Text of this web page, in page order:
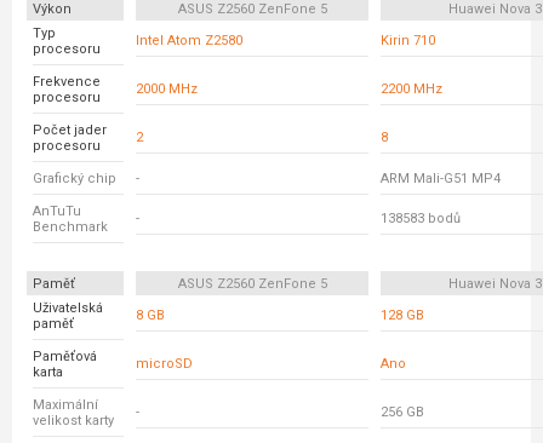
Výkon ASUS Z2560 ZenFone 5
Huawei Nova
Typ
procesoru
Intel Atom Z2580 Kirin 710
Frekvence
procesoru
2000 MHz 2200 MHz
Počet jader
procesoru
2 8
Grafický chip - ARM Mali-G51 MP4
AnTuTu
Benchmark
- 138583 bodů
Paměť ASUS Z2560 ZenFone 5
Huawei Nova
Uživatelská
paměť
8 GB 128 GB
Paměťová
karta
microSD Ano
Maximální
velikost karty
- 256 GB